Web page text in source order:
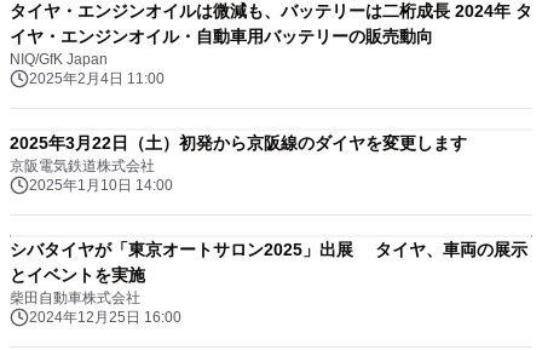
タイヤ・エンジンオイルは微減も、バッテリーは二桁成長 2024年 タ
イヤ・エンジンオイル・自動車用バッテリーの販売動向
NIQ/GfK Japan
2025年2月4日 11:00
2025年3月22日（土）初発から京阪線のダイヤを変更します
京阪電気鉄道株式会社
2025年1月10日 14:00
シバタイヤが「東京オートサロン2025」出展 タイヤ、車両の展示
とイベントを実施
柴田自動車株式会社
2024年12月25日 16:00